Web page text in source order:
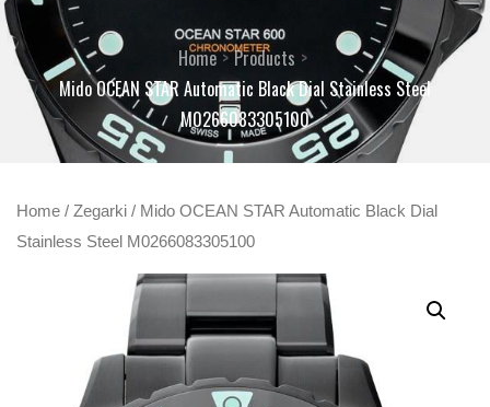
Home
Products
Mido OCEAN STAR Automatic Black Dial Stainless Steel
M0266083305100
Home / Zegarki / Mido OCEAN STAR Automatic Black Dial
Stainless Steel M0266083305100